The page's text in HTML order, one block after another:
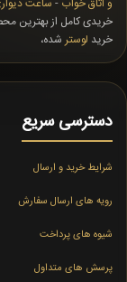
خریدی کامل از بهترین
خرید لوستر شده،
دسترسی سریع
شرایط خرید و ارسال
رویه های ارسال سفارش
شیوه های پرداخت
پرسش های متداول